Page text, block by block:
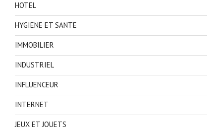
HOTEL
HYGIENE ET SANTE
IMMOBILIER
INDUSTRIEL
INFLUENCEUR
INTERNET
JEUX ET JOUETS